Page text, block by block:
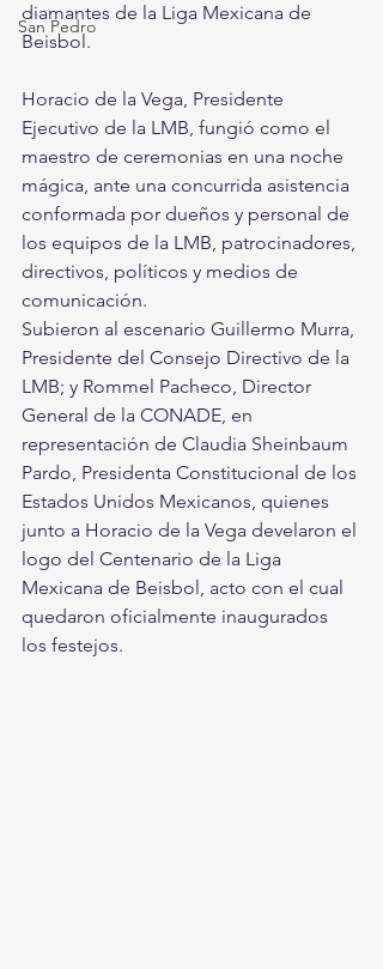
San Pedro
diamantes de la Liga Mexicana de
Beisbol.
Horacio de la Vega, Presidente
Ejecutivo de la LMB, fungió como el
maestro de ceremonias en una noche
mágica, ante una concurrida asistencia
conformada por dueños y personal de
los equipos de la LMB, patrocinadores,
directivos, políticos y medios de
comunicación.
Subieron al escenario Guillermo Murra,
Presidente del Consejo Directivo de la
LMB; y Rommel Pacheco, Director
General de la CONADE, en
representación de Claudia Sheinbaum
Pardo, Presidenta Constitucional de los
Estados Unidos Mexicanos, quienes
junto a Horacio de la Vega develaron el
logo del Centenario de la Liga
Mexicana de Beisbol, acto con el cual
quedaron oficialmente inaugurados
los festejos.